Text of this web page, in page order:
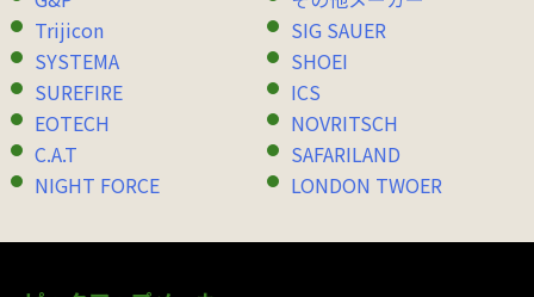
Trijicon
SIG SAUER
SYSTEMA
SHOEI
SUREFIRE
ICS
EOTECH
NOVRITSCH
C.A.T
SAFARILAND
NIGHT FORCE
LONDON TWOER